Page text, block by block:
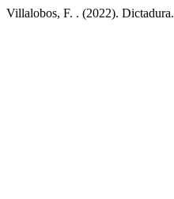
Villalobos, F. . (2022). Dictadura.